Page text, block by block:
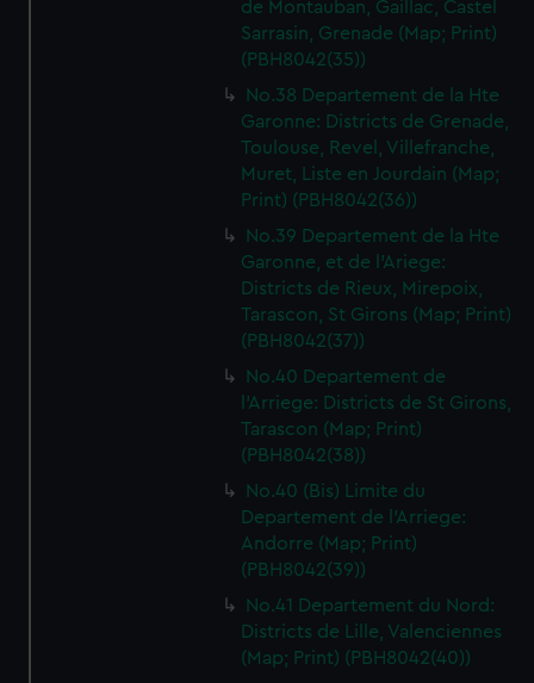
de Montauban, Gaillac, Castel
Sarrasin, Grenade (Map; Print)
(PBH8042(35))
No.38 Departement de la Hte
Garonne: Districts de Grenade,
Toulouse, Revel, Villefranche,
Muret, Liste en Jourdain (Map;
Print) (PBH8042(36))
No.39 Departement de la Hte
Garonne, et de l'Ariege:
Districts de Rieux, Mirepoix,
Tarascon, St Girons (Map; Print)
(PBH8042(37))
No.40 Departement de
l'Arriege: Districts de St Girons,
Tarascon (Map; Print)
(PBH8042(38))
No.40 (Bis) Limite du
Departement de l'Arriege:
Andorre (Map; Print)
(PBH8042(39))
No.41 Departement du Nord:
Districts de Lille, Valenciennes
(Map; Print) (PBH8042(40))